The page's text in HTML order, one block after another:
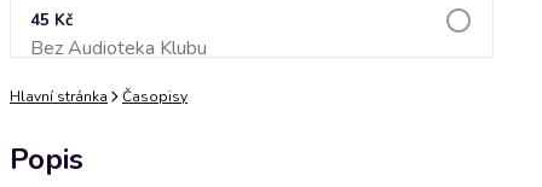
45 Kč
Bez Audioteka KlubuPřidat do košíku
Hlavní stránka Časopisy
Popis